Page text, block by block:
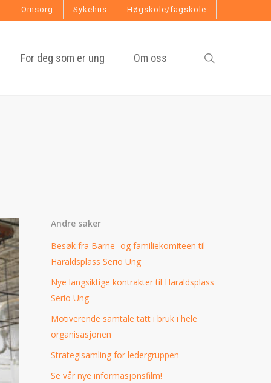
Omsorg Sykehus Høgskole/fagskole
For deg som er ung Om oss
Andre saker
Besøk fra Barne- og familiekomiteen til
Haraldsplass Serio Ung
Nye langsiktige kontrakter til Haraldsplass
Serio Ung
Motiverende samtale tatt i bruk i hele
organisasjonen
Strategisamling for ledergruppen
Se vår nye informasjonsfilm!